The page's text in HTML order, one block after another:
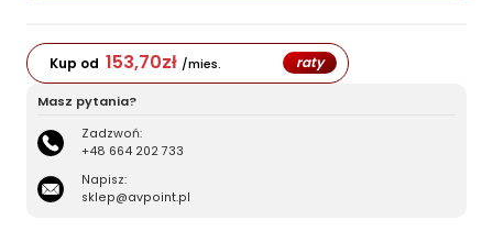
Kup od 153,70zł /mies. raty
Masz pytania?
Zadzwoń:
+48 664 202 733
Napisz:
sklep@avpoint.pl